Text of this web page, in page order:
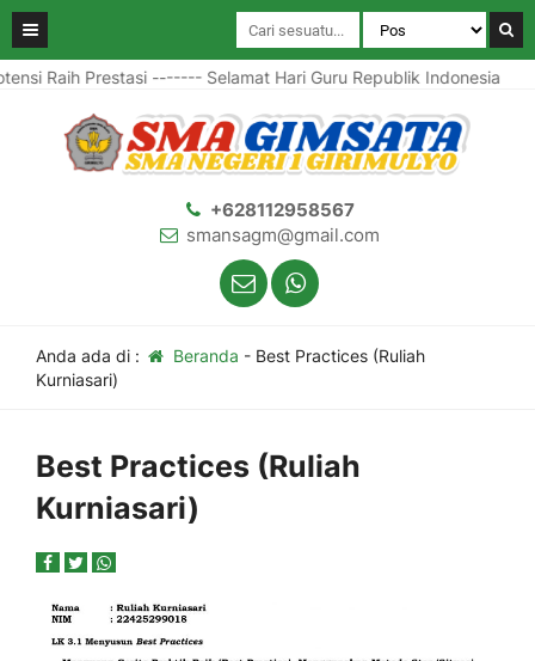
Raih Prestasi ------- Selamat Hari Guru Republik Indonesia
+628112958567
smansagm@gmail.com
Anda ada di : Beranda - Best Practices (Ruliah
Kurniasari)
Best Practices (Ruliah
Kurniasari)